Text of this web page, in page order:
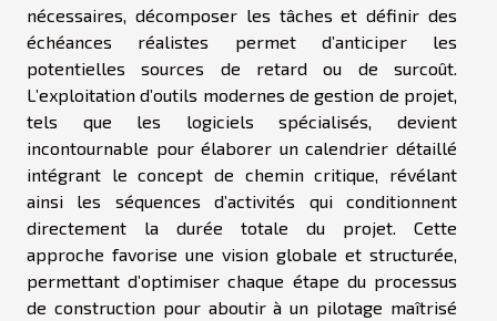
nécessaires, décomposer les tâches et définir des
échéances réalistes permet d’anticiper les
potentielles sources de retard ou de surcoût.
L’exploitation d’outils modernes de gestion de projet,
tels que les logiciels spécialisés, devient
incontournable pour élaborer un calendrier détaillé
intégrant le concept de chemin critique, révélant
ainsi les séquences d’activités qui conditionnent
directement la durée totale du projet. Cette
approche favorise une vision globale et structurée,
permettant d’optimiser chaque étape du processus
de construction pour aboutir à un pilotage maîtrisé